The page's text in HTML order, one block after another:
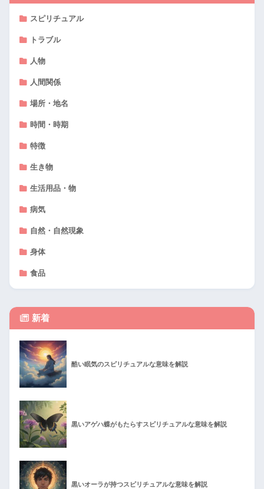
スピリチュアル
トラブル
人物
人間関係
場所・地名
時間・時期
特徴
生き物
生活用品・物
病気
自然・自然現象
身体
食品
新着
酷い眠気のスピリチュアルな意味を解説
黒いアゲハ蝶がもたらすスピリチュアルな意味を解説
黒いオーラが持つスピリチュアルな意味を解説